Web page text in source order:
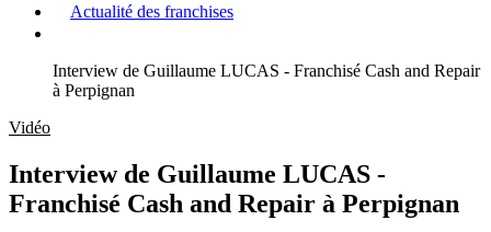
Actualité des franchises
Interview de Guillaume LUCAS - Franchisé Cash and Repair
à Perpignan
Vidéo
Interview de Guillaume LUCAS -
Franchisé Cash and Repair à Perpignan